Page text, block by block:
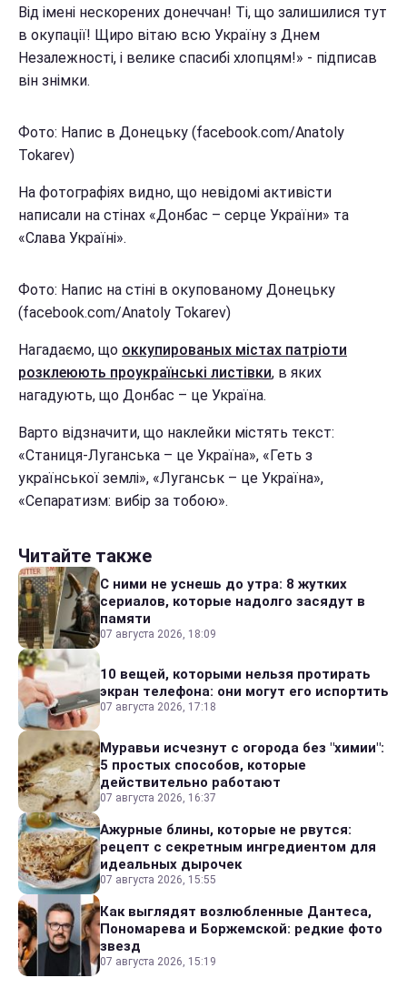
Від імені нескорених донеччан! Ті, що залишилися тут
в окупації! Щиро вітаю всю Україну з Днем
Незалежності, і велике спасибі хлопцям!» - підписав
він знімки.
Фото: Напис в Донецьку (facebook.com/Anatoly
Tokarev)
На фотографіях видно, що невідомі активісти
написали на стінах «Донбас – серце України» та
«Слава Україні».
Фото: Напис на стіні в окупованому Донецьку
(facebook.com/Anatoly Tokarev)
Нагадаємо, що оккупированых містах патріоти
розклеюють проукраїнські листівки, в яких
нагадують, що Донбас – це Україна.
Варто відзначити, що наклейки містять текст:
«Станиця-Луганська – це Україна», «Геть з
української землі», «Луганськ – це Україна»,
«Сепаратизм: вибір за тобою».
Читайте также
С ними не уснешь до утра: 8 жутких
сериалов, которые надолго засядут в
памяти
07 августа 2026, 18:09
10 вещей, которыми нельзя протирать
экран телефона: они могут его испортить
07 августа 2026, 17:18
Муравьи исчезнут с огорода без "химии":
5 простых способов, которые
действительно работают
07 августа 2026, 16:37
Ажурные блины, которые не рвутся:
рецепт с секретным ингредиентом для
идеальных дырочек
07 августа 2026, 15:55
Как выглядят возлюбленные Дантеса,
Пономарева и Боржемской: редкие фото
звезд
07 августа 2026, 15:19